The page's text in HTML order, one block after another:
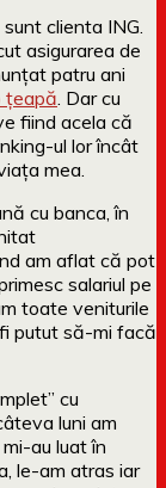
clienta ING.
asigurarea de
patru ani
țeapă . Dar cu
fiind acela că
ul lor încât
mea.
cu banca, în
am aflat că pot
salariul pe
toate veniturile
fi putut să-mi facă
cu
luni am
au luat în
le-am atras iar